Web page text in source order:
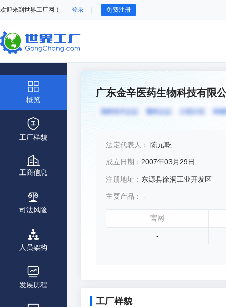
欢迎来到世界工厂网！ 登录 免费注册
概览
工厂样貌
工商信息
司法风险
人员架构
发展历程
广东金辛医药生物科技有限
法定代表人： 陈元乾
成立日期： 2007年03月29日
注册地址： 东源县徐洞工业开发区
主要产品： -
官网
-
工厂样貌